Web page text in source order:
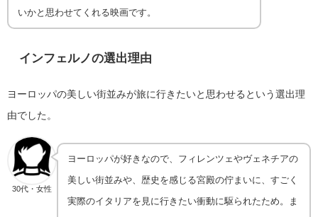
いかと思わせてくれる映画です。
インフェルノの選出理由
ヨーロッパの美しい街並みが旅に行きたいと思わせるという選出理
由でした。
30代・女性
ヨーロッパが好きなので、フィレンツェやヴェネチアの
美しい街並みや、歴史を感じる宮殿の佇まいに、すごく
実際のイタリアを見に行きたい衝動に駆られたため。ま